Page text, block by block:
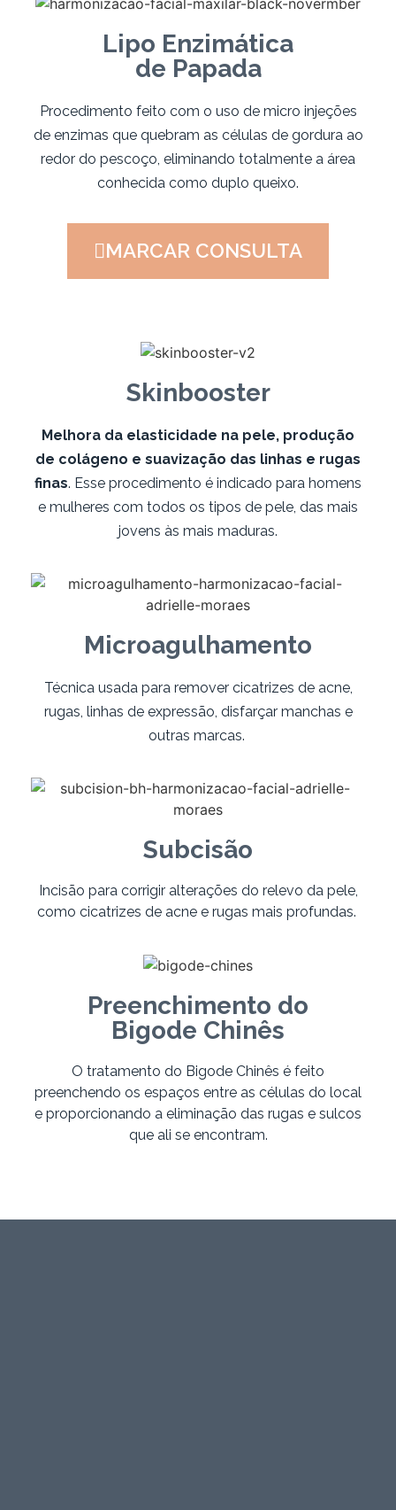
Lipo Enzimática
de Papada
Procedimento feito com o uso de micro injeções
de enzimas que quebram as células de gordura ao
redor do pescoço, eliminando totalmente a área
conhecida como duplo queixo.
MARCAR CONSULTA
Skinbooster
Melhora da elasticidade na pele, produção
de colágeno e suavização das linhas e rugas
finas. Esse procedimento é indicado para homens
e mulheres com todos os tipos de pele, das mais
jovens às mais maduras.
Microagulhamento
Técnica usada para remover cicatrizes de acne,
rugas, linhas de expressão, disfarçar manchas e
outras marcas.
Subcisão
Incisão para corrigir alterações do relevo da pele,
como cicatrizes de acne e rugas mais profundas.
Preenchimento do
Bigode Chinês
O tratamento do Bigode Chinês é feito
preenchendo os espaços entre as células do local
e proporcionando a eliminação das rugas e sulcos
que ali se encontram.